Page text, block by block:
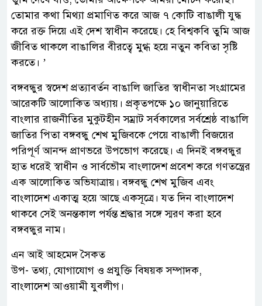
তোমার কথা মিথ্যা প্রমাণিত করে আজ ৭ কোটি বাঙালী যুদ্ধ
করে রক্ত দিয়ে এই দেশ স্বাধীন করেছে। হে বিশ্বকবি তুমি আজ
জীবিত থাকলে বাঙালির বীরত্বে মুগ্ধ হয়ে নতুন কবিতা সৃষ্টি
করতে। ’
বঙ্গবন্ধুর স্বদেশ প্রত্যাবর্তন বাঙালি জাতির স্বাধীনতা সংগ্রামের
আরেকটি আলোকিত অধ্যায়। প্রকৃতপক্ষে ১০ জানুয়ারিতে
বাংলার রাজনীতির মুকুটহীন সম্রাট সর্বকালের সর্বশ্রেষ্ঠ বাঙালি
জাতির পিতা বঙ্গবন্ধু শেখ মুজিবকে পেয়ে বাঙালী বিজয়ের
পরিপূর্ণ আনন্দ প্রাণভরে উপভোগ করেছে। এ দিনই বঙ্গবন্ধুর
হাত ধরেই স্বাধীন ও সার্বভৌম বাংলাদেশ প্রবেশ করে গণতন্ত্রের
এক আলোকিত অভিযাত্রায়। বঙ্গবন্ধু শেখ মুজিব এবং
বাংলাদেশ একাত্ম হয়ে আছে একসূত্রে। যত দিন বাংলাদেশ
থাকবে সেই অনন্তকাল পর্যন্ত শ্রদ্ধার সঙ্গে স্মরণ করা হবে
বঙ্গবন্ধুর নাম।
এন আই আহমেদ সৈকত
উপ- তথ্য, যোগাযোগ ও প্রযুক্তি বিষয়ক সম্পাদক,
বাংলাদেশ আওয়ামী যুবলীগ।